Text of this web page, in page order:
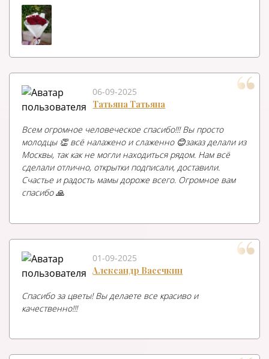
06-09-2025
Татьяна Татьяна
Всем огромное человеческое спасибо!!! Вы просто
молодцы 👏 всё налажено и слаженно 😊заказ делали из
Москвы, так как не могли находиться рядом. Нам всё
сделали отлично, открытки подписали, доставили.
Счастье и радость мамы дороже всего. Огромное вам
спасибо 🙏
01-09-2025
Александр Васечкин
Спасибо за цветы! Вы делаете все красиво и
качественно!!!